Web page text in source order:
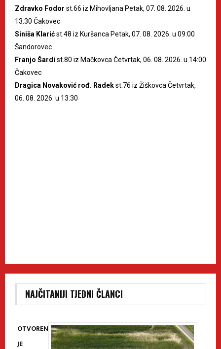
Zdravko Fodor st.66 iz Mihovljana Petak, 07. 08. 2026. u
13:30 Čakovec
Siniša Klarićst.48 iz Kuršanca Petak, 07. 08. 2026. u 09:00
Šandorovec
Franjo Šardi st.80 iz Mačkovca Četvrtak, 06. 08. 2026. u 14:00
Čakovec
Dragica Novaković rođ. Radekst.76 iz Žiškovca Četvrtak,
06. 08. 2026. u 13:30
NAJČITANIJI TJEDNI ČLANCI
OTVOREN
JE